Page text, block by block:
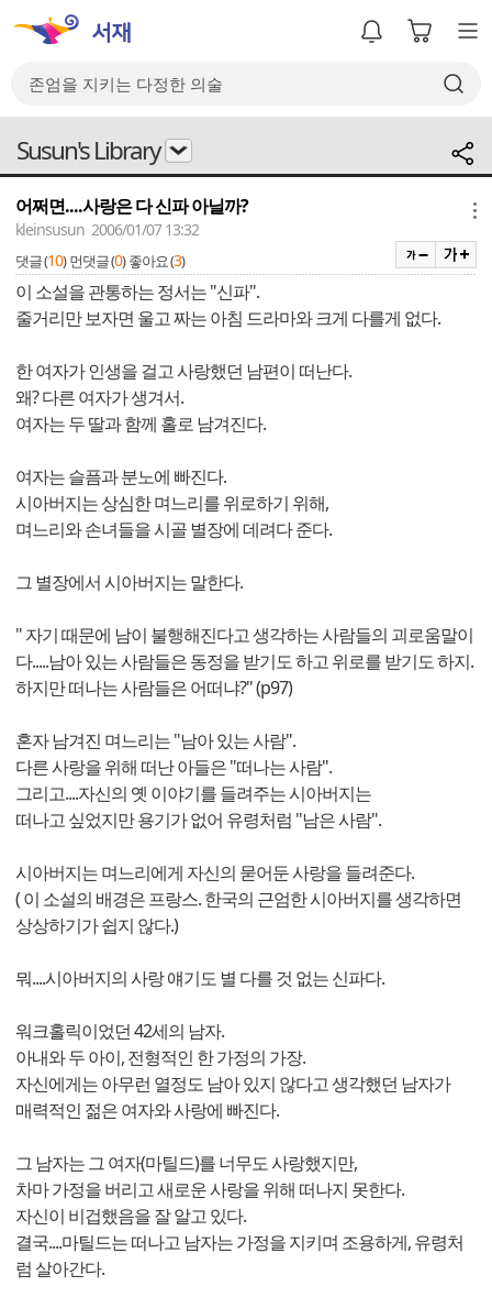
Susun's Library
어쩌면....사랑은 다 신파 아닐까?
kleinsusun 2006/01/07 13:32
댓글 (10) 먼댓글 (0) 좋아요 (3)
이 소설을 관통하는 정서는 "신파".
줄거리만 보자면 울고 짜는 아침 드라마와 크게 다를게 없다.
한 여자가 인생을 걸고 사랑했던 남편이 떠난다.
왜? 다른 여자가 생겨서.
여자는 두 딸과 함께 홀로 남겨진다.
여자는 슬픔과 분노에 빠진다.
시아버지는 상심한 며느리를 위로하기 위해,
며느리와 손녀들을 시골 별장에 데려다 준다.
그 별장에서 시아버지는 말한다.
" 자기 때문에 남이 불행해진다고 생각하는 사람들의 괴로움말이
다.....남아 있는 사람들은 동정을 받기도 하고 위로를 받기도 하지.
하지만 떠나는 사람들은 어떠냐?" (p97)
혼자 남겨진 며느리는 "남아 있는 사람".
다른 사랑을 위해 떠난 아들은 "떠나는 사람".
그리고....자신의 옛 이야기를 들려주는 시아버지는
떠나고 싶었지만 용기가 없어 유령처럼 "남은 사람".
시아버지는 며느리에게 자신의 묻어둔 사랑을 들려준다.
( 이 소설의 배경은 프랑스. 한국의 근엄한 시아버지를 생각하면
상상하기가 쉽지 않다.)
뭐....시아버지의 사랑 얘기도 별 다를 것 없는 신파다.
워크홀릭이었던 42세의 남자.
아내와 두 아이, 전형적인 한 가정의 가장.
자신에게는 아무런 열정도 남아 있지 않다고 생각했던 남자가
매력적인 젊은 여자와 사랑에 빠진다.
그 남자는 그 여자(마틸드)를 너무도 사랑했지만,
차마 가정을 버리고 새로운 사랑을 위해 떠나지 못한다.
자신이 비겁했음을 잘 알고 있다.
결국....마틸드는 떠나고 남자는 가정을 지키며 조용하게, 유령처
럼 살아간다.